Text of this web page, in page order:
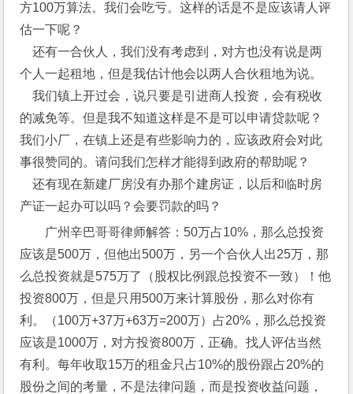
方100万算法。我们会吃亏。这样的话是不是应该请人评
估一下呢？
还有一合伙人，我们没有考虑到，对方也没有说是两
个人一起租地，但是我估计他会以两人合伙租地为说。
我们镇上开过会，说只要是引进商人投资，会有税收
的减免等。但是我不知道这样是不是可以申请贷款呢？
我们小厂，在镇上还是有些影响力的，应该政府会对此
事很赞同的。请问我们怎样才能得到政府的帮助呢？
还有现在新建厂房没有办那个建房证，以后和临时房
产证一起办可以吗？会要罚款的吗？
广州辛巴哥哥律师解答：50万占10%，那么总投资
应该是500万，但他出500万，另一个合伙人出25万，那
么总投资就是575万了（股权比例跟总投资不一致）！他
投资800万，但是只用500万来计算股份，那么对你有
利。（100万+37万+63万=200万）占20%，那么总投资
应该是1000万，对方投资800万，正确。找人评估当然
有利。每年收取15万的租金只占10%的股份跟占20%的
股份之间的考量，不是法律问题，而是投资收益问题，